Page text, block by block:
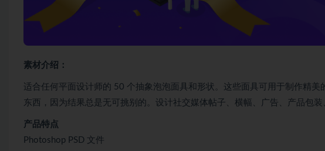
素材介绍：
适合任何平面设计师的 50 个抽象泡泡面具和形状。这些面具可用于制作精
东西，因为结果总是无可挑别的。设计社交媒体帖子、横幅、广告、产品包
产品特点
Photoshop PSD 文件